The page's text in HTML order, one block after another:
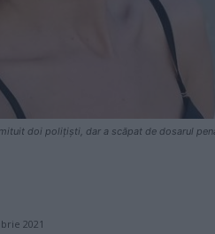
doi polițiști, dar a scăpat de dosarul
2021